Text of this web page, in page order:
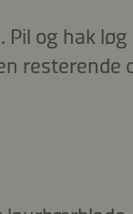
og hak
resterende